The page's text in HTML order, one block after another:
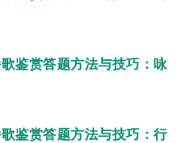
鉴赏答题方法与技巧：咏
鉴赏答题方法与技巧：行